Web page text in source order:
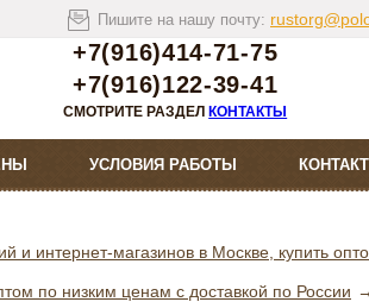
Пишите на нашу почту:
+7(916)414-71-75
+7(916)122-39-41
СМОТРИТЕ РАЗДЕЛКОНТАКТЫ
УСЛОВИЯ РАБОТЫ
и интернет-магазинов в Москве, купить
по низким ценам с доставкой по России